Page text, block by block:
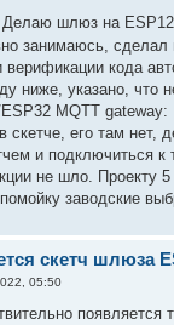
шлюз на
занимаюсь, сделал
верификации кода
ниже, указано, что
MQTT
скетче, его там
и подключиться к
не шло. Проекту
заводские
скетч шлюза
05:50